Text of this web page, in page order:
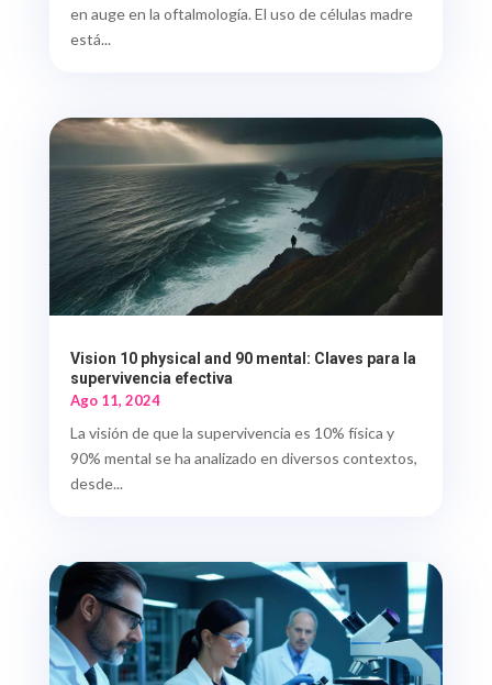
en auge en la oftalmología. El uso de células madre
está...
Vision 10 physical and 90 mental: Claves para la
supervivencia efectiva
Ago 11, 2024
La visión de que la supervivencia es 10% física y
90% mental se ha analizado en diversos contextos,
desde...